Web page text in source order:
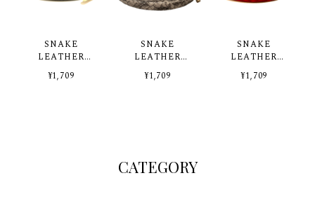
SNAKE
LEATHER
SHOELACES
【BLACK】
¥1,709
SNAKE
LEATHER
SHOELACES
【WHITE】
¥1,709
SNAKE
LEATHER
SHOELACES
【RED】
¥1,709
CATEGORY